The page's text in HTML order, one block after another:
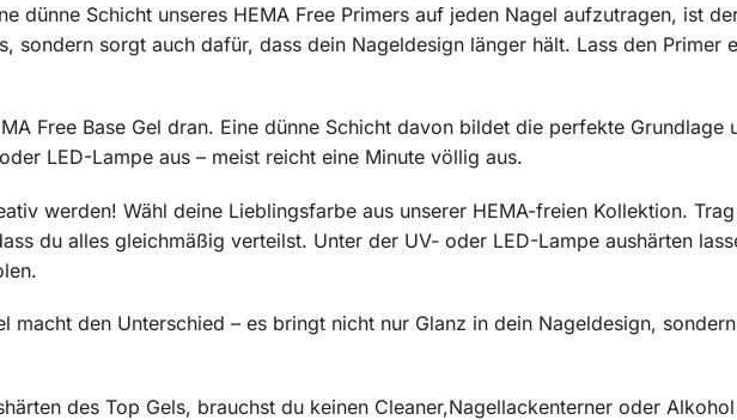
dünne Schicht unseres HEMA Free Primers auf jeden Nagel aufzutragen, ist
sondern sorgt auch dafür, dass dein Nageldesign länger hält. Lass den Primer
Free Base Gel dran. Eine dünne Schicht davon bildet die perfekte Grundlage
LED-Lampe aus – meist reicht eine Minute völlig aus.
werden! Wähl deine Lieblingsfarbe aus unserer HEMA-freien Kollektion.
du alles gleichmäßig verteilst. Unter der UV- oder LED-Lampe aushärten
macht den Unterschied – es bringt nicht nur Glanz in dein Nageldesign,
des Top Gels, brauchst du keinen Cleaner,Nagellackenterner oder